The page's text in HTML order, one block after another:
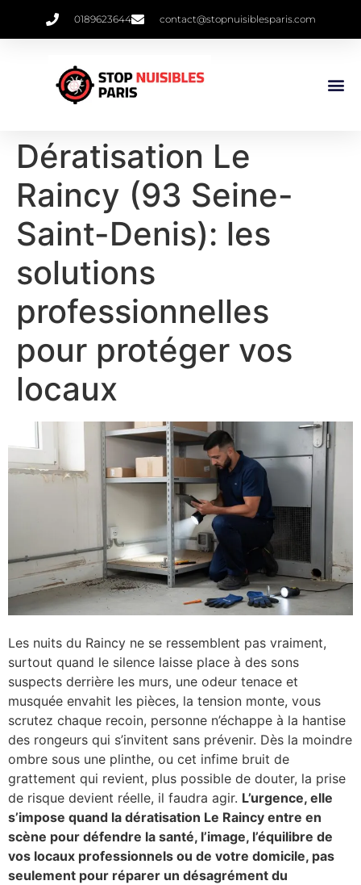
0189623644 contact@stopnuisiblesparis.com
Dératisation Le
Raincy (93 Seine-
Saint-Denis): les
solutions
professionnelles
pour protéger vos
locaux
Les nuits du Raincy ne se ressemblent pas vraiment,
surtout quand le silence laisse place à des sons
suspects derrière les murs, une odeur tenace et
musquée envahit les pièces, la tension monte, vous
scrutez chaque recoin, personne n’échappe à la hantise
des rongeurs qui s’invitent sans prévenir. Dès la moindre
ombre sous une plinthe, ou cet infime bruit de
grattement qui revient, plus possible de douter, la prise
de risque devient réelle, il faudra agir. L’urgence, elle
s’impose quand la dératisation Le Raincy entre en
scène pour défendre la santé, l’image, l’équilibre de
vos locaux professionnels ou de votre domicile, pas
seulement pour réparer un désagrément du